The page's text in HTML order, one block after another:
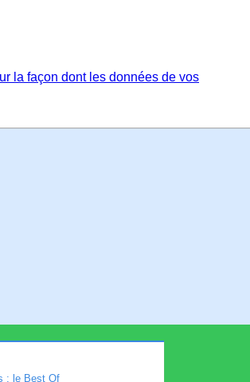
la façon dont les données de vos
: le Best Of